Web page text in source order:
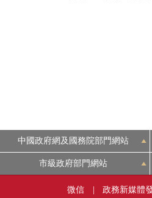
中國政府網及國務院部門網站
市級政府部門網站
微信 政務新媒體